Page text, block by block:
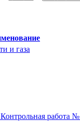
и газа
работа